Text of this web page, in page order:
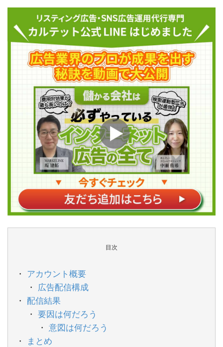
目次
アカウント概要
広告配信構成
配信結果
要因は何だろう
意図は何だろう
まとめ